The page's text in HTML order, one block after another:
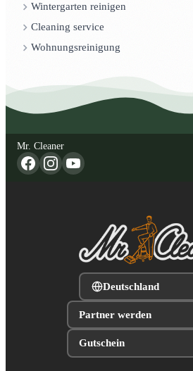
Wintergarten reinigen
Cleaning service
Wohnungsreinigung
Mr. Cleaner
Deutschland
Partner werden
Gutschein